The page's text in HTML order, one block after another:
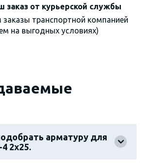
заказ от курьерской службы
транспортной компанией
на выгодных условиях)
арматуру для
2х25.